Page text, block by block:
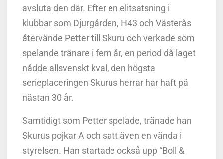
avsluta den där. Efter en elitsatsning i
klubbar som Djurgården, H43 och Västerås
återvände Petter till Skuru och verkade som
spelande tränare i fem år, en period då laget
nådde allsvenskt kval, den högsta
serieplaceringen Skurus herrar har haft på
nästan 30 år.
Samtidigt som Petter spelade, tränade han
Skurus pojkar A och satt även en vända i
styrelsen. Han startade också upp “Boll &